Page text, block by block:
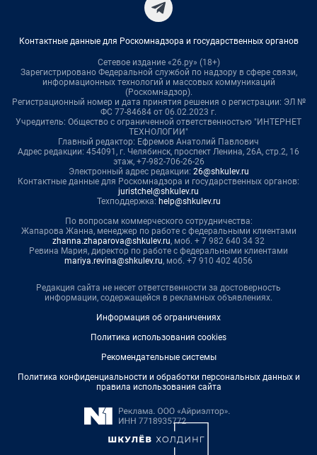
Контактные данные для Роскомнадзора и государственных органов
Сетевое издание «26.ру» (18+)
Зарегистрировано Федеральной службой по надзору в сфере связи,
информационных технологий и массовых коммуникаций
(Роскомнадзор).
Регистрационный номер и дата принятия решения о регистрации: ЭЛ №
ФС 77-84684 от 06.02.2023 г.
Учредитель: Общество с ограниченной ответственностью "ИНТЕРНЕТ
ТЕХНОЛОГИИ"
Главный редактор: Ефремов Анатолий Павлович
Адрес редакции: 454091, г. Челябинск, проспект Ленина, 26А, стр.2, 16
этаж, +7-982-706-26-26
Электронный адрес редакции: 26@shkulev.ru
Контактные данные для Роскомнадзора и государственных органов:
juristchel@shkulev.ru
Техподдержка: help@shkulev.ru
По вопросам коммерческого сотрудничества:
Жапарова Жанна, менеджер по работе с федеральными клиентами
zhanna.zhaparova@shkulev.ru, моб. + 7 982 640 34 32
Ревина Мария, директор по работе с федеральными клиентами
mariya.revina@shkulev.ru, моб. +7 910 402 4056
Редакция сайта не несет ответственности за достоверность
информации, содержащейся в рекламных объявлениях.
Информация об ограничениях
Политика использования cookies
Рекомендательные системы
Политика конфиденциальности и обработки персональных данных и
правила использования сайта